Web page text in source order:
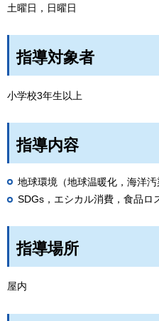
土曜日，日曜日
指導対象者
小学校3年生以上
指導内容
地球環境（地球温暖化，海洋汚
SDGs，エシカル消費，食品ロ
指導場所
屋内